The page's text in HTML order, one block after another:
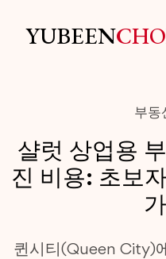
YUBEEN
부동
샬럿 상업용
진 비용: 초보
퀸시티(Queen City)